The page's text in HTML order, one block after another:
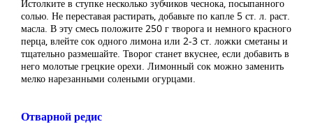
Истолките в ступке несколько зубчиков чеснока, посыпанного
солью. Не переставая растирать, добавьте по капле 5 ст. л. раст.
масла. В эту смесь положите 250 г творога и немного красного
перца, влейте сок одного лимона или 2-3 ст. ложки сметаны и
тщательно размешайте. Творог станет вкуснее, если добавить в
него молотые грецкие орехи. Лимонный сок можно заменить
мелко нарезанными солеными огурцами.
Отварной редис